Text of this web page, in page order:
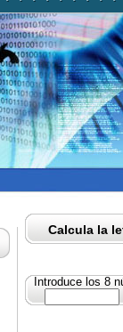
Calcula la
Introduce los 8